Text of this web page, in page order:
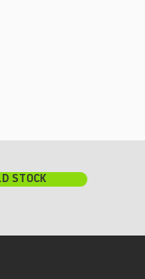
STOCK